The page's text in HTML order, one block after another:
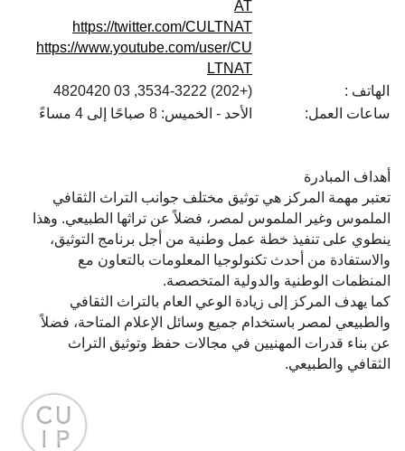
AT
https://twitter.com/CULTNAT
https://www.youtube.com/user/CU
LTNAT
الهاتف :
(+202) 3534-3222, 03 4820420
ساعات العمل:
الأحد - الخميس: 8 صباحًا إلى 4 مساءً
أهداف المبادرة
تعتبر مهمة المركز هي توثيق مختلف جوانب التراث الثقافي
الملموس وغير الملموس لمصر، فضلاً عن تراثها الطبيعي. وهذا
ينطوي على تنفيذ خطة عمل وطنية من أجل برنامج التوثيق،
والاستفادة من أحدث تكنولوجيا المعلومات بالتعاون مع
المنظمات الوطنية والدولية المتخصصة.
كما يهدف المركز إلى زيادة الوعي العام بالتراث الثقافي
والطبيعي لمصر باستخدام جميع وسائل الإعلام المتاحة، فضلاً
عن بناء قدرات المهنيين في مجالات حفظ وتوثيق التراث
الثقافي والطبيعي.